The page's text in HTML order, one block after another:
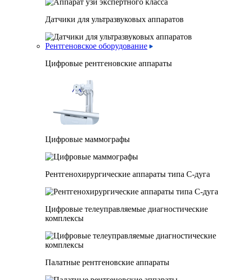
Датчики для ультразвуковых аппаратов
Рентгеновское оборудование
Цифровые рентгеновские аппараты
Цифровые маммографы
Рентгенохирургические аппараты типа C-дуга
Цифровые телеуправляемые диагностические
комплексы
Палатные рентгеновские аппараты